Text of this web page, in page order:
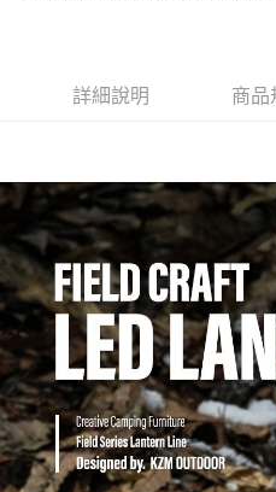
付款後全家取貨
每筆NT$60，滿NT$490(含以上)免
付款後7-11取貨
每筆NT$60，滿NT$490(含以上)
宅配
每筆NT$80，滿NT$490(含以上)
離島宅配
每筆NT$80，滿NT$490(含以上)
付款後門市自取
詳細說明 商品